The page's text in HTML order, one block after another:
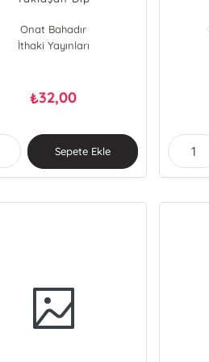
Onat Bahadır
İthaki Yayınları
₺32,00
Sepete Ekle